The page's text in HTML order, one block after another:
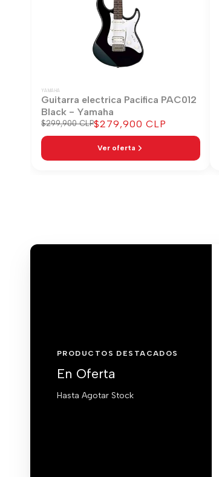
YAMAHA
Guitarra electrica Pacifica PAC012
Black - Yamaha
Precio
$299,900 CLPPrecio
de
venta
$279,900 CLP
Ver oferta
PRODUCTOS DESTACADOS
En Oferta
Hasta Agotar Stock